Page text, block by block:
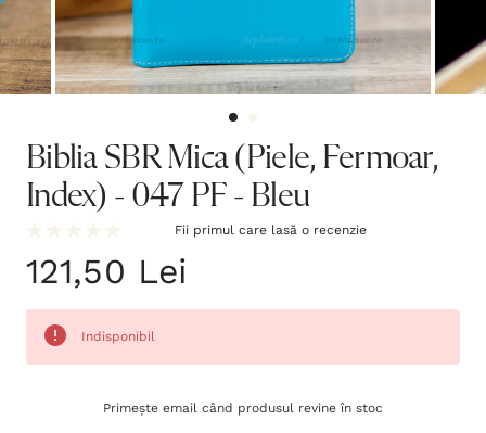
Biblia SBR Mica (Piele, Fermoar,
Index) - 047 PF - Bleu
Fii primul care lasă o recenzie
121,50 Lei
Indisponibil
Primește email când produsul revine în stoc